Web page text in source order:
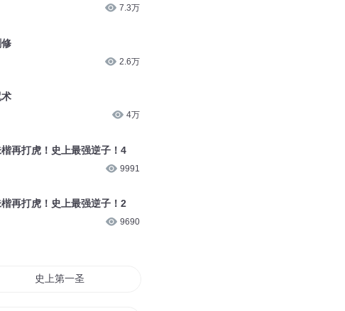
7.3万
2.6万
4万
再打虎！史上最强逆子！4
9991
再打虎！史上最强逆子！2
9690
史上第一圣王